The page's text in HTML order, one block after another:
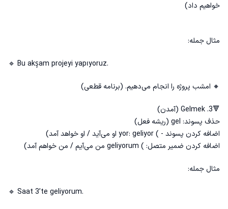
خواهیم داد)
مثال جمله:
🔹 Bu akşam projeyi yapıyoruz.
🔸 امشب پروژه را انجام می‌دهیم. (برنامه قطعی)
🔻3. Gelmek (آمدن)
حذف پسوند: gel (ریشه فعل)
اضافه کردن پسوند - ) yor: geliyor او می‌آید / او خواهد آمد)
اضافه کردن ضمیر متصل: ) geliyorum من می‌آیم / من خواهم آمد)
مثال جمله:
🔹 Saat 3’te geliyorum.